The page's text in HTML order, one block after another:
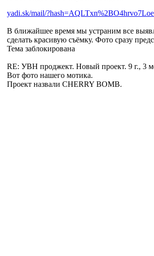
yadi.sk/mail/
В ближайшее время мы устраним все
сделать красивую съёмку. Фото сразу
Тема заблокирована
RE: УВН проджект. Новый проект.9 г., 3
Вот фото нашего мотика.
Проект назвали CHERRY BOMB.